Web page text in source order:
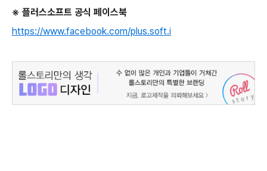
※ 플러스소프트 공식 페이스북
https://www.facebook.com/plus.soft.i